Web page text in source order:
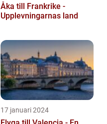
Åka till Frankrike -
Upplevningarnas land
17 januari 2024